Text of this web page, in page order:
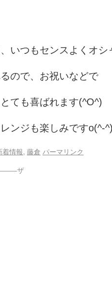
、いつもセンスよくオシ
ので、お祝いなどで
ても喜ばれます(^O^)
ンジも楽しみですo(^-
着情報, 藤倉 パーマリンク
ザ